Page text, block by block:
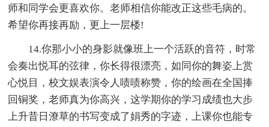
师和同学会更喜欢你。老师相信你能改正这些毛病的。
希望你再接再励，更上一层楼!
14.你那小小的身影就像班上一个活跃的音符，时常
会奏出悦耳的弦律，你长得很漂亮，如同你的舞姿上赏
心悦目，校文娱表演令人啧啧称赞，你的绘画在全国捧
回铜奖，老师真为你高兴，这学期你的学习成绩也大步
上升昔日潦草的书写变成了娟秀的字迹，上课你也能专